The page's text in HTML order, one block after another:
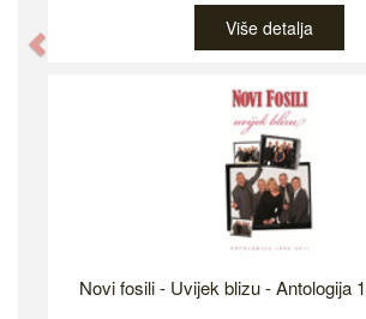
Više detalja
Novi fosili - Uvijek blizu - Antologija